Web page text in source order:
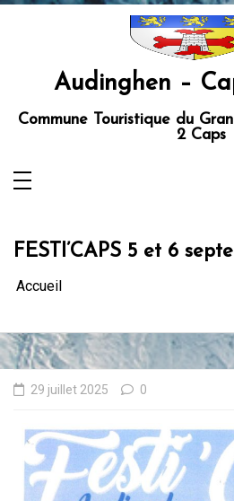
Aller
Audinghen –
Commune Touristique du
2 Caps
FESTI’CAPS 5 et 6
Accueil
29 juillet 2025 0